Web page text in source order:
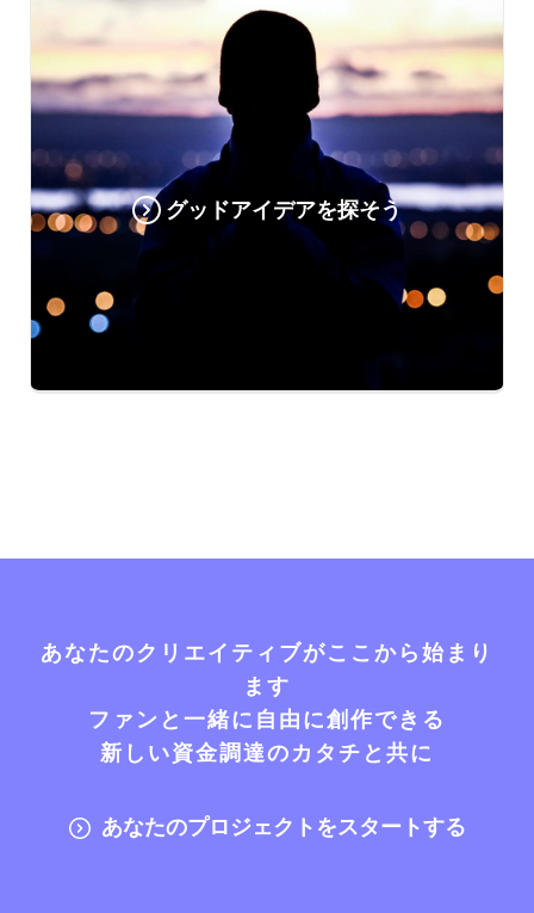
グッドアイデアを探そう
あなたのクリエイティブがここから始まり
ます
ファンと一緒に自由に創作できる
新しい資金調達のカタチと共に
あなたのプロジェクトをスタートする